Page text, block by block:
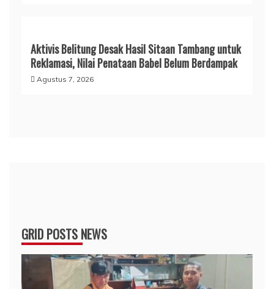
Aktivis Belitung Desak Hasil Sitaan Tambang untuk
Reklamasi, Nilai Penataan Babel Belum Berdampak
Agustus 7, 2026
GRID POSTS NEWS